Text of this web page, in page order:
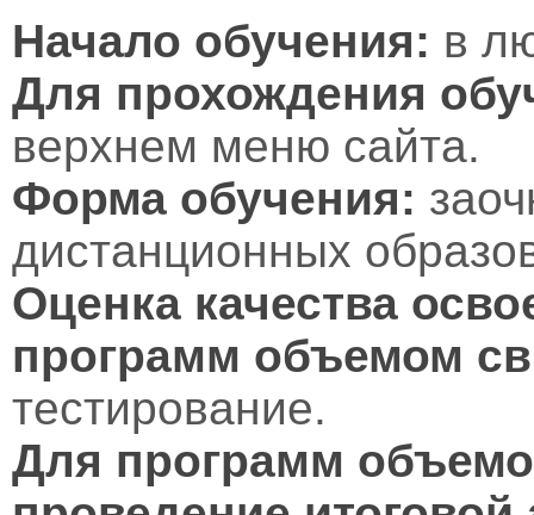
Начало обучения: в
Для прохождения
верхнем меню сайта.
Форма обучения:
дистанционных
Оценка качества
программ объемом
тестирование.
Для программ